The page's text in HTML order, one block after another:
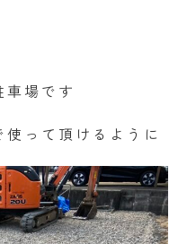
場です
って頂けるように